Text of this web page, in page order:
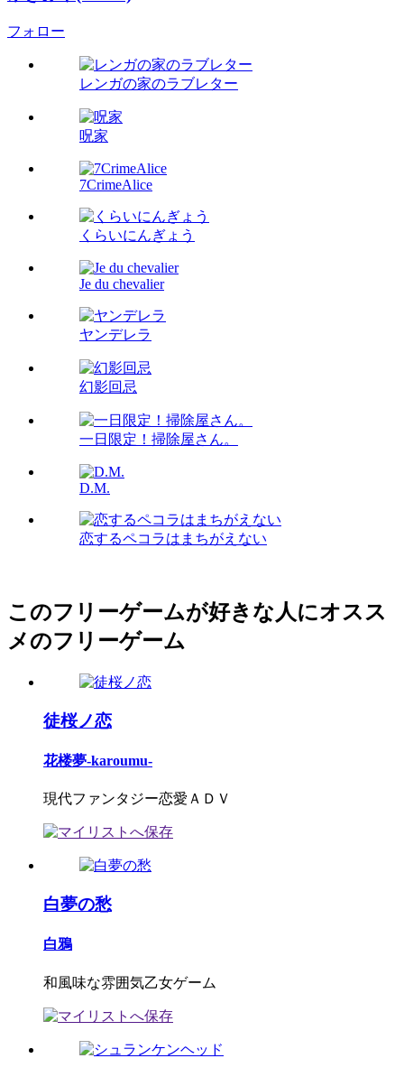
フォロー
レンガの家のラブレター
呪家
7CrimeAlice
くらいにんぎょう
Je du chevalier
ヤンデレラ
幻影回忌
一日限定！掃除屋さん。
D.M.
恋するペコラはまちがえない
このフリーゲームが好きな人にオスス
メのフリーゲーム
徒桜ノ恋
花楼夢-karoumu-
現代ファンタジー恋愛ＡＤＶ
白夢の愁
白鴉
和風味な雰囲気乙女ゲーム